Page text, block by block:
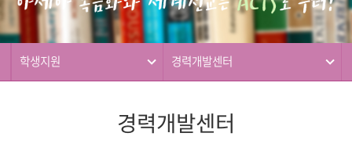
뉴
역
학생지원 경력개발센터
경력개발센터